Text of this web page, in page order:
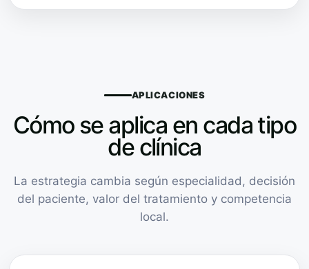
APLICACIONES
Cómo se aplica en cada tipo
de clínica
La estrategia cambia según especialidad, decisión
del paciente, valor del tratamiento y competencia
local.